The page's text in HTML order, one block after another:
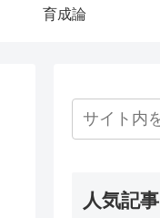
育成論
人気記事